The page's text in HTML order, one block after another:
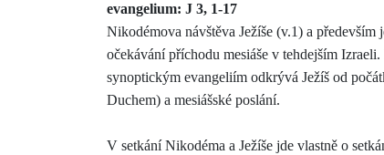
evangelium: J 3, 1-17
Nikodémova návštěva Ježíše (v.1) a
očekávání příchodu mesiáše v tehdejším
synoptickým evangeliím odkrývá Ježíš od
Duchem) a mesiášské poslání.
V setkání Nikodéma a Ježíše jde vlastně o